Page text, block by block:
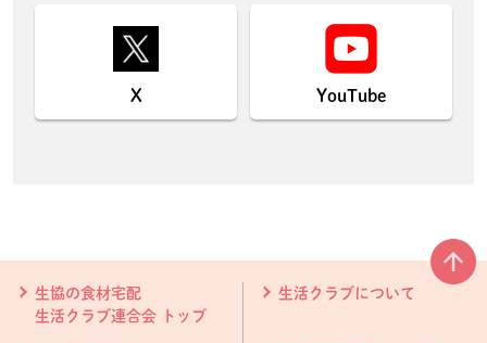
X YouTube
生協の食材宅配
生活クラブ連合会 トップ
生活クラブについて